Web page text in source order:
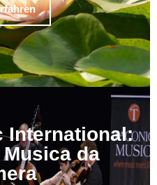
International:
da